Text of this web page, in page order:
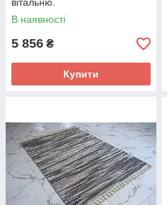
В наявності
5 856 ₴
Купити